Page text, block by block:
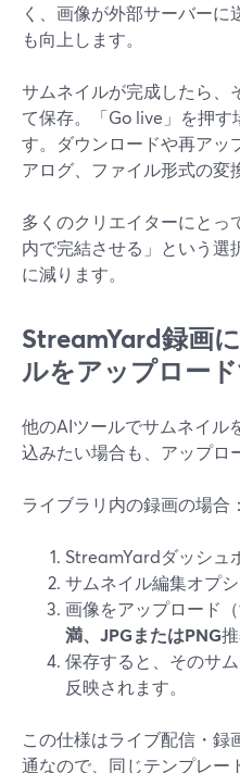
く、画像が外部サーバー
も向上します。
サムネイルが完成したら、
て保存。「Go live」を押す
す。ダウンロードや再アッ
アログ、ファイル形式の変
多くのクリエイターにと
内で完結させる」という選
に減ります。
StreamYard録画
ルをアップロー
他のAIツールでサムネイル
込みたい場合も、アップロ
ライブラリ内の録画の場合：
StreamYardダッシュ
サムネイル編集オプシ
画像をアップロード（
満、JPGまたはPNG
保存すると、そのサ
反映されます。
この仕様はライブ配信・
通なので、同じテンプレー